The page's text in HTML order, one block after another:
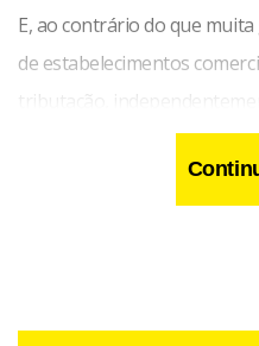
E, ao contrário do que
de estabelecimentos
tributação,
como livros, periódicos,
e bens enviados por pessoa